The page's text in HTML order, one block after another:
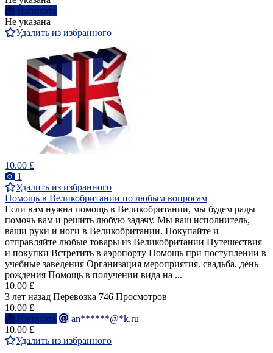
Написать
Не указана
Удалить из избранного
10.00 £
1
Удалить из избранного
Помощь в Великобритании по любым вопросам
Если вам нужна помощь в Великобритании, мы будем рады
помочь вам и решить любую задачу. Мы ваш исполнитель,
ваши руки и ноги в Великобритании. Покупайте и
отправляйте любые товары из Великобритании Путешествия
и покупки Встретить в аэропорту Помощь при поступлении в
учебные заведения Организация мероприятия. свадьба, день
рождения Помощь в получении вида на ...
10.00 £
3 лет назад Перевозка 746 Просмотров
10.00 £
Написать
an******@*k.ru
10.00 £
Удалить из избранного